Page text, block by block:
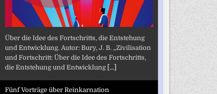
Über die Idee des Fortschritts, die Entstehung
und Entwicklung. Autor: Bury, J. B. „Zivilisation
und Fortschritt: Über die Idee des Fortschritts,
die Entstehung und Entwicklung [...]
Fünf Vorträge über Reinkarnation